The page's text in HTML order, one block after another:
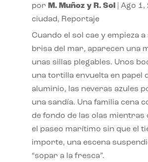
por M. Muñoz y R. Sol| Ago 1,
ciudad, Reportaje
Cuando el sol cae y empieza
brisa del mar, aparecen una
unas sillas plegables. Unos
una tortilla envuelta en papel
aluminio, las neveras azules
una sandía. Una familia cena
de fondo de las olas mientras
el paseo marítimo sin que el
importe, una escena
“sopar a la fresca”.